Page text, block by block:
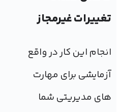
تغییرات غیرمجاز
انجام این کار در واقع
آزمایشی برای مهارت
های مدیریتی شما